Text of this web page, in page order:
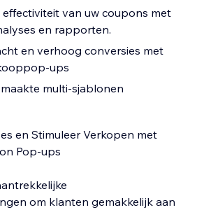
van uw coupons met
en rapporten.
en verhoog conversies met
ups
multi-sjablonen
en Stimuleer Verkopen met
Pop-ups
om klanten gemakkelijk aan